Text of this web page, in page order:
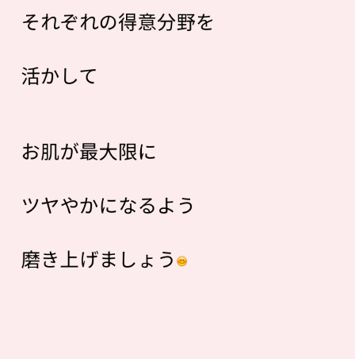
それぞれの得意分野を
活かして
お肌が最大限に
ツヤやかになるよう
磨き上げましょう